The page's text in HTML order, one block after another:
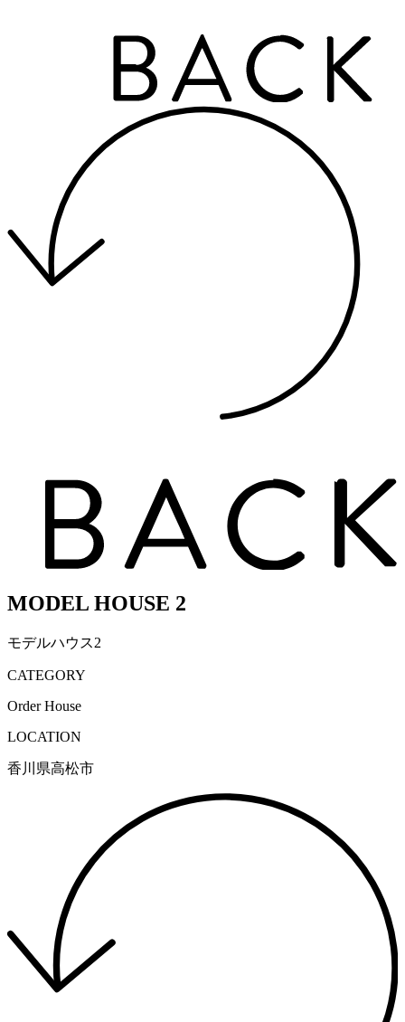
MODEL HOUSE 2
モデルハウス2
CATEGORY
Order House
LOCATION
香川県高松市